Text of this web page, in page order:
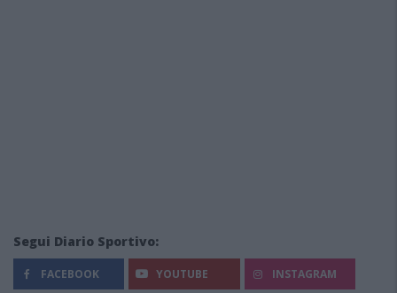
Segui Diario Sportivo:
FACEBOOK YOUTUBE INSTAGRAM